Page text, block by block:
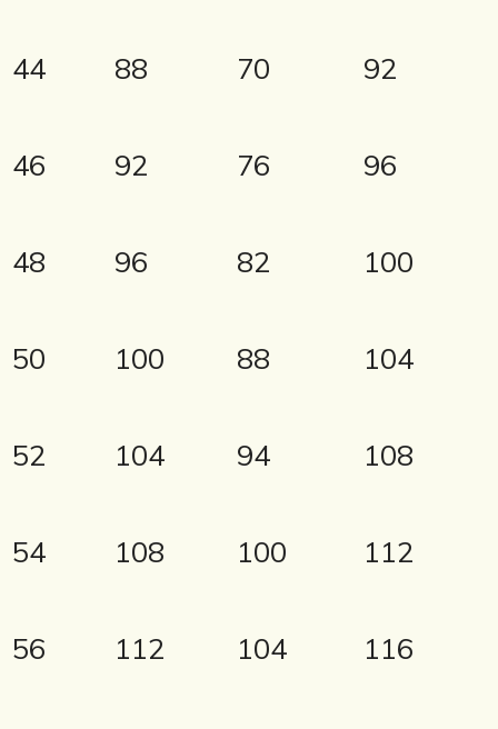
44 88 70 92
46 92 76 96
48 96 82 100
50 100 88 104
52 104 94 108
54 108 100 112
56 112 104 116